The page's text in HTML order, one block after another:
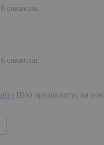
символів.
символів.
Щоб продовжити, ви